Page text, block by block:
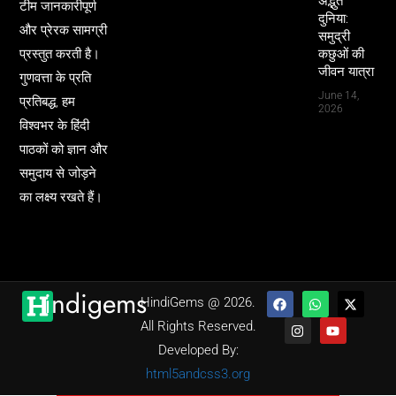
टीम जानकारीपूर्ण
और प्रेरक सामग्री
प्रस्तुत करती है।
गुणवत्ता के प्रति
प्रतिबद्ध, हम
विश्वभर के हिंदी
पाठकों को ज्ञान और
समुदाय से जोड़ने
का लक्ष्य रखते हैं।
दुनिया:
समुद्री
कछुओं की
जीवन यात्रा
June 14,
2026
indigemsHindiGems @ 2026.
All Rights Reserved.
Developed By:
html5andcss3.org